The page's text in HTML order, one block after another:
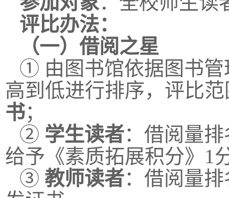
评比办法：
（一）借阅之星
① 由图书馆依据图书管
高到低进行排序，评比
书；
② 学生读者：借阅量
给予《素质拓展积分》1
③ 教师读者：借阅量